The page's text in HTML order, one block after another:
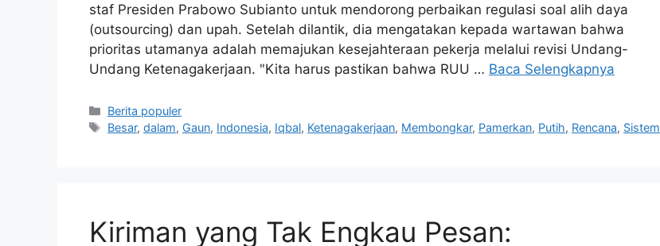
staf Presiden Prabowo Subianto untuk mendorong perbaikan regulasi soal alih daya
(outsourcing) dan upah. Setelah dilantik, dia mengatakan kepada wartawan bahwa
prioritas utamanya adalah memajukan kesejahteraan pekerja melalui revisi Undang-
Undang Ketenagakerjaan. "Kita harus pastikan bahwa RUU … Baca Selengkapnya
Kategori
Berita populer
Tag
Besar,dalam, Gaun, Indonesia, Iqbal, Ketenagakerjaan, Membongkar, Pamerkan, Putih, Rencana, Sistem
Kiriman yang Tak Engkau Pesan: